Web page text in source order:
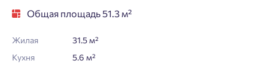
Общая площадь 51.3 м²
Жилая
31.5 м²
Кухня
5.6 м²